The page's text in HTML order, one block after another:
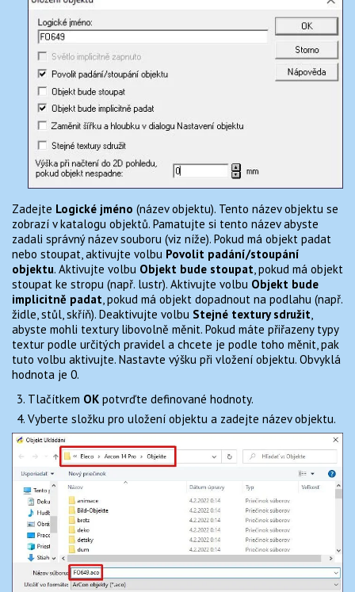
Zadejte Logické jméno (název objektu). Tento název objektu se
zobrazí v katalogu objektů. Pamatujte si tento název abyste
zadali správný název souboru (viz níže). Pokud má objekt padat
nebo stoupat, aktivujte volbu Povolit padání/stoupání
objektu. Aktivujte volbu Objekt bude stoupat, pokud má objekt
stoupat ke stropu (např. lustr). Aktivujte volbu Objekt bude
implicitně padat, pokud má objekt dopadnout na podlahu (např.
židle, stůl, skříň). Deaktivujte volbu Stejné textury sdružit,
abyste mohli textury libovolně měnit. Pokud máte přiřazeny typy
textur podle určitých pravidel a chcete je podle toho měnit, pak
tuto volbu aktivujte. Nastavte výšku při vložení objektu. Obvyklá
hodnota je 0.
Tlačítkem OKpotvrďte definované hodnoty.
Vyberte složku pro uložení objektu a zadejte název objektu.